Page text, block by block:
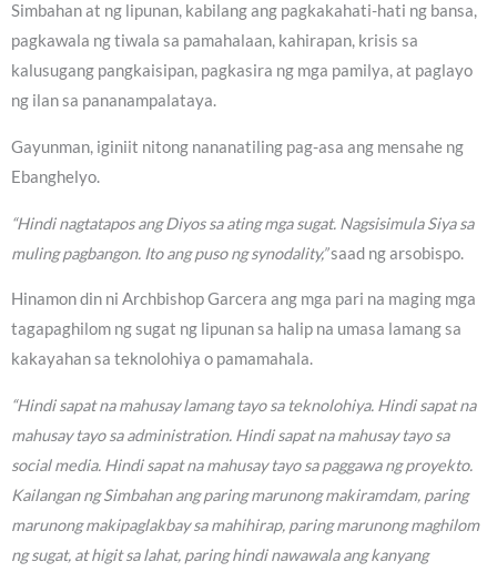
Simbahan at ng lipunan, kabilang ang pagkakahati-hati ng bansa,
pagkawala ng tiwala sa pamahalaan, kahirapan, krisis sa
kalusugang pangkaisipan, pagkasira ng mga pamilya, at paglayo
ng ilan sa pananampalataya.
Gayunman, iginiit nitong nananatiling pag-asa ang mensahe ng
Ebanghelyo.
“Hindi nagtatapos ang Diyos sa ating mga sugat. Nagsisimula Siya sa
muling pagbangon. Ito ang puso ng synodality,”saad ng arsobispo.
Hinamon din ni Archbishop Garcera ang mga pari na maging mga
tagapaghilom ng sugat ng lipunan sa halip na umasa lamang sa
kakayahan sa teknolohiya o pamamahala.
“Hindi sapat na mahusay lamang tayo sa teknolohiya. Hindi sapat na
mahusay tayo sa administration. Hindi sapat na mahusay tayo sa
social media. Hindi sapat na mahusay tayo sa paggawa ng proyekto.
Kailangan ng Simbahan ang paring marunong makiramdam, paring
marunong makipaglakbay sa mahihirap, paring marunong maghilom
ng sugat, at higit sa lahat, paring hindi nawawala ang kanyang